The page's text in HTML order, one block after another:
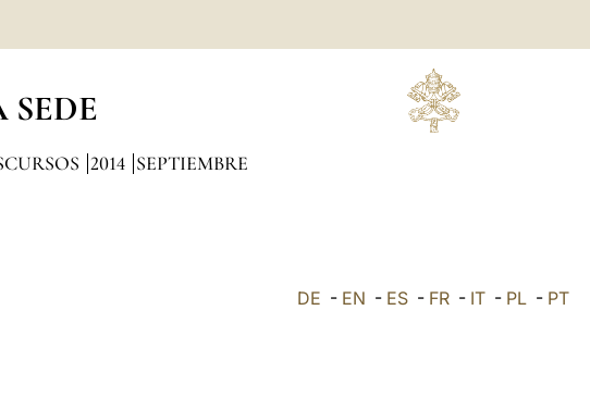
SEDE
2014 SEPTIEMBRE
DE - EN - ES - FR - IT - PL - PT